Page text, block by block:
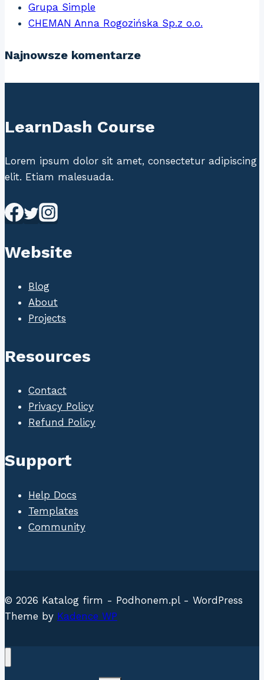
Grupa Simple
CHEMAN Anna Rogozińska Sp.z o.o.
Najnowsze komentarze
LearnDash Course
Lorem ipsum dolor sit amet, consectetur adipiscing
elit. Etiam malesuada.
Website
Blog
About
Projects
Resources
Contact
Privacy Policy
Refund Policy
Support
Help Docs
Templates
Community
© 2026 Katalog firm - Podhonem.pl - WordPress
Theme by Kadence WP